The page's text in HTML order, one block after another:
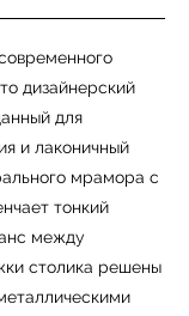
дизайнерский
для
и лаконичный
мрамора с
тонкий
между
столика решены